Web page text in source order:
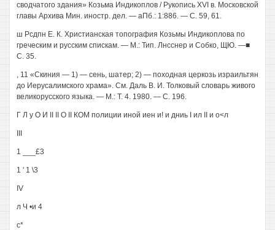
сводчатого здания» Козьма Индикоплов / Рукопись XVI в. Московской
главы Архива Мин. иностр. дел. — аПб.: 1:886. — С. 59, 61.
ш Рсдпн Е. К. Христианская топография Козьмы Индикоплова по
греческим и русским спискам. — М.: Тип. Лнсснер и Собко, ЩЮ. —■
С. 35.
, 11 «Скиния — 1) — сень, шатер; 2) — походная церкозь израильтян
до Иерусалимского храма». См. Даль В. И. Толковый словарь живого
великорусского языка. — М.: Т. 4. 1980. — С. 196.
Г Л у О И II II О II КОМ полиции иной иен и! и дниь I ил II и о<л
1 ___£3
1 ' 1 \3
IV
л Ч •и 4
с*